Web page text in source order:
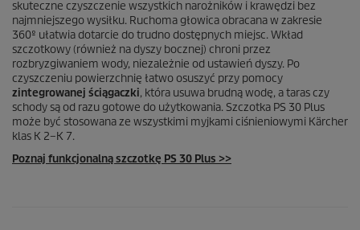
skuteczne czyszczenie wszystkich narożników i krawędzi bez
najmniejszego wysiłku. Ruchoma głowica obracana w zakresie
360º ułatwia dotarcie do trudno dostępnych miejsc. Wkład
szczotkowy (również na dyszy bocznej) chroni przez
rozbryzgiwaniem wody, niezależnie od ustawień dyszy. Po
czyszczeniu powierzchnię łatwo osuszyć przy pomocy
zintegrowanej ściągaczki, która usuwa brudną wodę, a taras czy
schody są od razu gotowe do użytkowania. Szczotka PS 30 Plus
może być stosowana ze wszystkimi myjkami ciśnieniowymi Kärcher
klas K 2–K 7.
Poznaj funkcjonalną szczotkę PS 30 Plus >>